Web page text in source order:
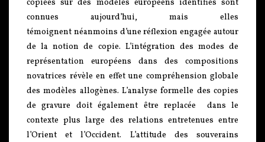
copiées sur des modèles européens identifiés sont
connues aujourd’hui, mais elles
témoignent néanmoins d’une réflexion engagée autour
de la notion de copie. L’intégration des modes de
représentation européens dans des compositions
novatrices révèle en effet une compréhension globale
des modèles allogènes. L’analyse formelle des copies
de gravure doit également être replacée dans le
contexte plus large des relations entretenues entre
l’Orient et l’Occident. L’attitude des souverains